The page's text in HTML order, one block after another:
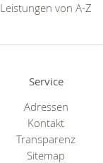
Leistungen von A-Z
Service
Adressen
Kontakt
Transparenz
Sitemap